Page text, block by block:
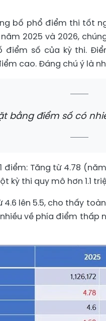
bố phổ điểm thi tốt
2025 và 2026,
số của kỳ thi.
cao. Đáng chú ý là
bằng điểm số có
Tăng từ 4.78
kỳ thi quy mô hơn 1.1
4.6 lên 5.5, cho thấy
về phía điểm thấp